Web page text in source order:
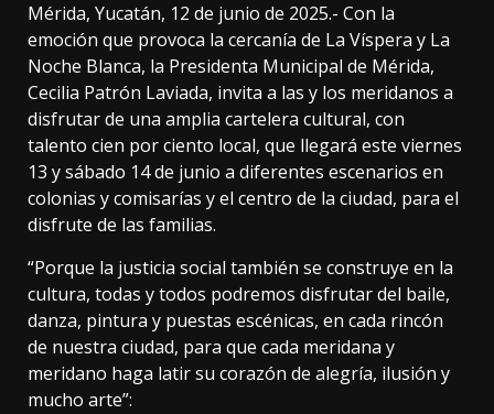
Mérida, Yucatán, 12 de junio de 2025.- Con la
emoción que provoca la cercanía de La Víspera y La
Noche Blanca, la Presidenta Municipal de Mérida,
Cecilia Patrón Laviada, invita a las y los meridanos a
disfrutar de una amplia cartelera cultural, con
talento cien por ciento local, que llegará este viernes
13 y sábado 14 de junio a diferentes escenarios en
colonias y comisarías y el centro de la ciudad, para el
disfrute de las familias.
“Porque la justicia social también se construye en la
cultura, todas y todos podremos disfrutar del baile,
danza, pintura y puestas escénicas, en cada rincón
de nuestra ciudad, para que cada meridana y
meridano haga latir su corazón de alegría, ilusión y
mucho arte”: